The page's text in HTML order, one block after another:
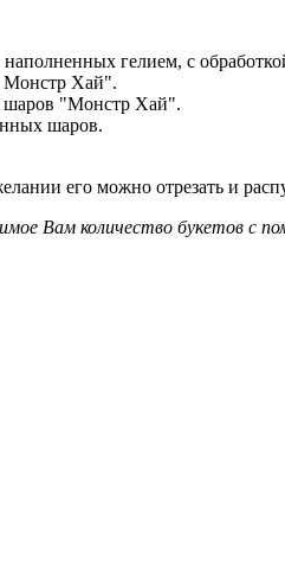
гелием, с
Монстр Хай".
шаров "Монстр Хай".
шаров.
его можно отрезать и
Вам количество букетов